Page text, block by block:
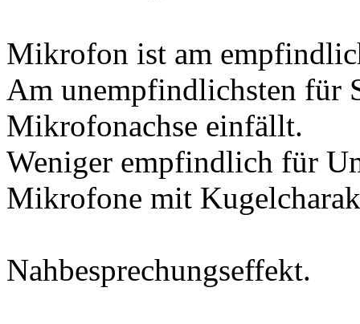
Mikrofon ist am
Am unempfindlichsten für
Mikrofonachse einfällt.
Weniger empfindlich für
Mikrofone mit
Nahbesprechungseffekt.